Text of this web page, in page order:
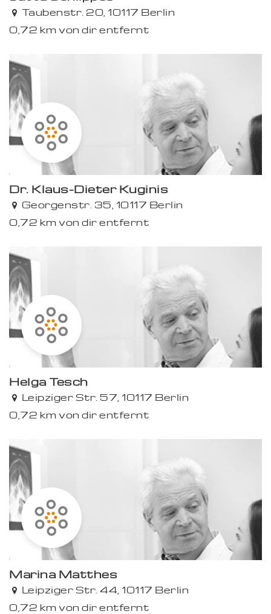
Taubenstr. 20, 10117 Berlin
0,72 km von dir entfernt
Dr. Klaus-Dieter Kuginis
Georgenstr. 35, 10117 Berlin
0,72 km von dir entfernt
Helga Tesch
Leipziger Str. 57, 10117 Berlin
0,72 km von dir entfernt
Marina Matthes
Leipziger Str. 44, 10117 Berlin
0,72 km von dir entfernt